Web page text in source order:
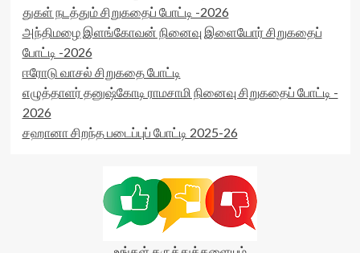
துகள் நடத்தும் சிறுகதைப் போட்டி -2026
அந்திமழை இளங்கோவன் நினைவு இளையோர் சிறுகதைப்
போட்டி -2026
ஈரோடு வாசல் சிறுகதை போட்டி
எழுத்தாளர் தனுஷ்கோடி ராமசாமி நினைவு சிறுகதைப் போட்டி -
2026
சஹானா சிறந்த படைப்புப் போட்டி 2025-26